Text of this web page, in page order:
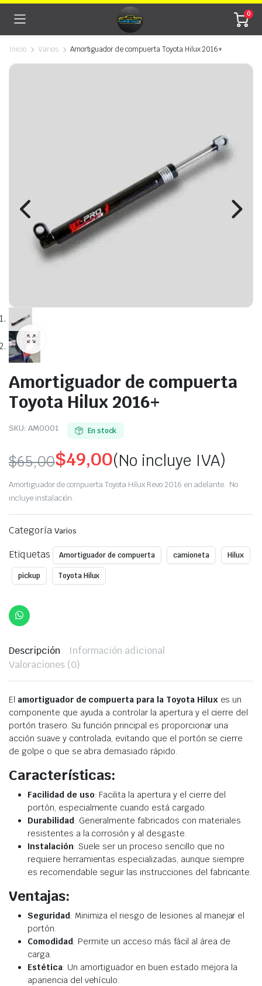
0
Inicio Varios Amortiguador de compuerta Toyota Hilux 2016+
Watch video
Amortiguador de compuerta
Toyota Hilux 2016+
SKU: AM0001 En stock
$65,00
Original
price
was:
$65,00.
$49,00
Current
price
is:
$49,00.
(No incluye IVA)
Amortiguador de compuerta Toyota Hilux Revo 2016 en adelante. No
incluye instalación.
Categoría Varios
Etiquetas Amortiguador de compuerta camioneta Hilux
pickup Toyota Hilux
Descripción
Información adicional
Valoraciones (0)
El amortiguador de compuerta para la Toyota Hilux es un
componente que ayuda a controlar la apertura y el cierre del
portón trasero. Su función principal es proporcionar una
acción suave y controlada, evitando que el portón se cierre
de golpe o que se abra demasiado rápido.
Características:
Facilidad de uso: Facilita la apertura y el cierre del
portón, especialmente cuando está cargado.
Durabilidad: Generalmente fabricados con materiales
resistentes a la corrosión y al desgaste.
Instalación: Suele ser un proceso sencillo que no
requiere herramientas especializadas, aunque siempre
es recomendable seguir las instrucciones del fabricante.
Ventajas:
Seguridad: Minimiza el riesgo de lesiones al manejar el
portón.
Comodidad: Permite un acceso más fácil al área de
carga.
Estética: Un amortiguador en buen estado mejora la
apariencia del vehículo.